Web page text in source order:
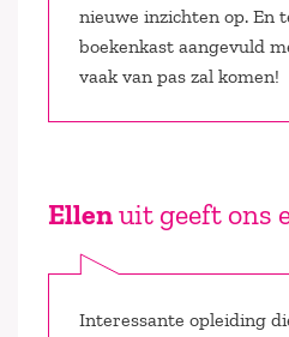
nieuwe inzichten op. En
boekenkast aangevuld
vaak van pas zal komen!
Ellenuit geeft ons
Interessante opleiding